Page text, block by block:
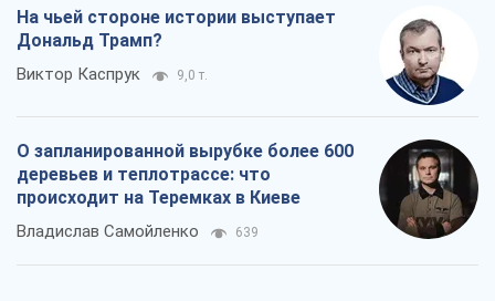
На чьей стороне истории выступает
Дональд Трамп?
Виктор Каспрук 9,0 т.
О запланированной вырубке более 600
деревьев и теплотрассе: что
происходит на Теремках в Киеве
Владислав Самойленко 639